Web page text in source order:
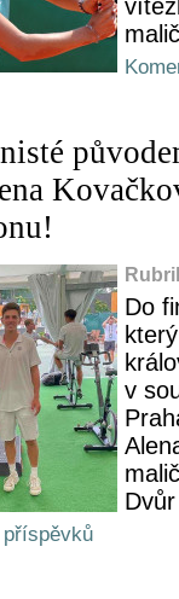
Do
v
příspěvků